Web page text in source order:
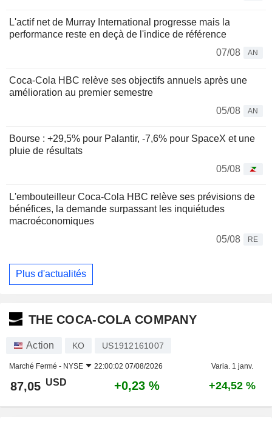
L'actif net de Murray International progresse mais la
performance reste en deçà de l'indice de référence
07/08
AN
Coca-Cola HBC relève ses objectifs annuels après une
amélioration au premier semestre
05/08
AN
Bourse : +29,5% pour Palantir, -7,6% pour SpaceX et une
pluie de résultats
05/08
L'embouteilleur Coca-Cola HBC relève ses prévisions de
bénéfices, la demande surpassant les inquiétudes
macroéconomiques
05/08
RE
Plus d'actualités
THE COCA-COLA COMPANY
Action KO US1912161007
Marché Fermé - NYSE 22:00:02 07/08/2026 Varia. 1 janv.
87,05 USD +0,23 % +24,52 %